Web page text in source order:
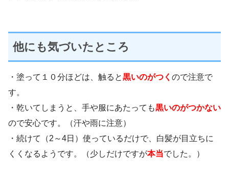
他にも気づいたところ
・塗って１０分ほどは、触ると黒いのがつく ので注意で
す。
・乾いてしまうと、手や服にあたっても黒いのがつかない
ので安心です。（汗や雨に注意）
・続けて（2～4日）使っているだけで、白髪が目立ちに
くくなるようです。（少しだけですが本当でした。）